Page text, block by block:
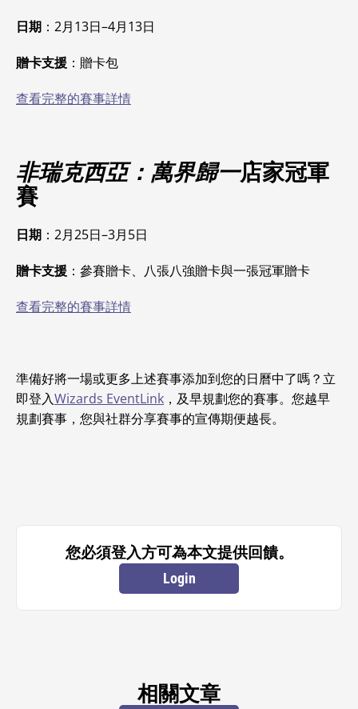
日期 ：2月13日–4月13日
贈卡支援 ：贈卡包
查看完整的賽事詳情
非瑞克西亞：萬界歸一店家冠軍
賽
日期 ：2月25日–3月5日
贈卡支援 ：參賽贈卡、八張八強贈卡與一張冠軍贈卡
查看完整的賽事詳情
準備好將一場或更多上述賽事添加到您的日曆中了嗎？立
即登入Wizards EventLink ，及早規劃您的賽事。您越早
規劃賽事，您與社群分享賽事的宣傳期便越長。
您必須登入方可為本文提供回饋。
Login
相關文章